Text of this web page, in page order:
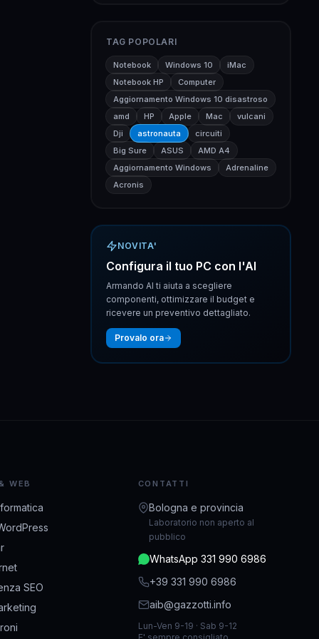
TAG POPOLARI
Notebook Windows 10
iMac
Notebook HP
Computer
Aggiornamento Windows 10 disastroso
amd
HP Apple Mac
vulcani
Dji
astronauta
circuiti
Big Sure
ASUS
AMD A4
Aggiornamento Windows
Adrenaline
Acronis
NOVITA'
Configura il tuo PC con l'AI
Armando AI ti aiuta a scegliere
componenti, ottimizzare il budget e
ricevere un preventivo dettagliato.
Provalo ora
WEB
SEO
CONTATTI
Bologna e provincia
Laboratorio non aperto al
pubblico
WhatsApp 331 990 6986
+39 331 990 6986
aib@gazzotti.info
Lun-Ven 9-19 · Sab 9-12